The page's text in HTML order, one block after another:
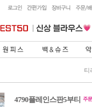
티
4790플레인스판5부티